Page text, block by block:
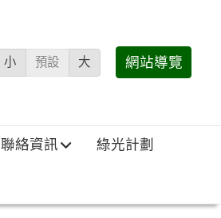
小 預設 大 網站導覽
聯絡資訊 綠光計劃